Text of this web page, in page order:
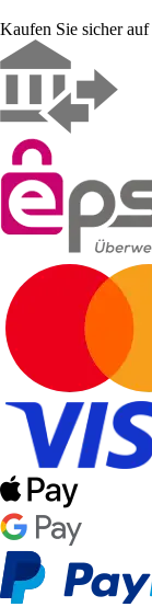
Kaufen Sie sicher auf